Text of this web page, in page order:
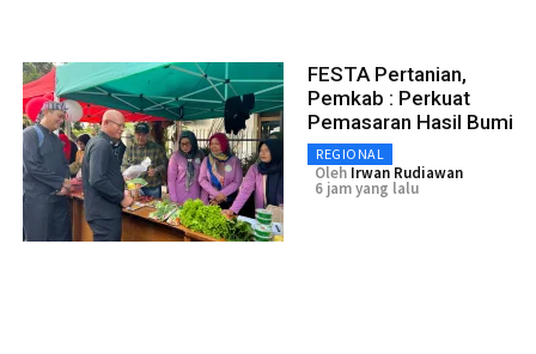
FESTA Pertanian,
Pemkab : Perkuat
Pemasaran Hasil Bumi
REGIONAL
Oleh Irwan Rudiawan
6 jam yang lalu